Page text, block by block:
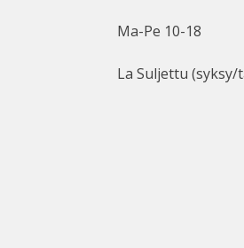
Ma-Pe 10-18
La Suljettu (syksy/